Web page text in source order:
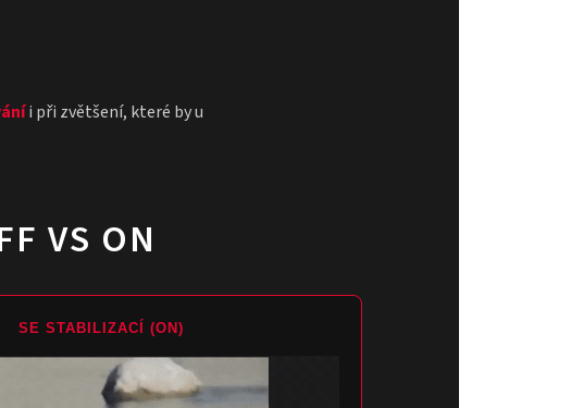
i při zvětšení, které by u
VS ON
SE STABILIZACÍ (ON)